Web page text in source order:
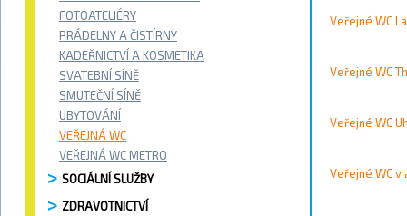
FOTOATELIÉRY
PRÁDELNY A ČISTÍRNY
KADEŘNICTVÍ A KOSMETIKA
SVATEBNÍ SÍNĚ
SMUTEČNÍ SÍNĚ
UBYTOVÁNÍ
VEŘEJNÁ WC
VEŘEJNÁ WC METRO
SOCIÁLNÍ SLUŽBY
ZDRAVOTNICTVÍ
Strana 1
Veřejné WC
Veřejné WC
Veřejné WC
Veřejné WC